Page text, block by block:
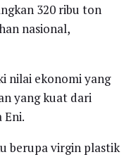
320 ribu ton
nasional,
nilai ekonomi yang
yang kuat dari
Eni.
berupa virgin plastik